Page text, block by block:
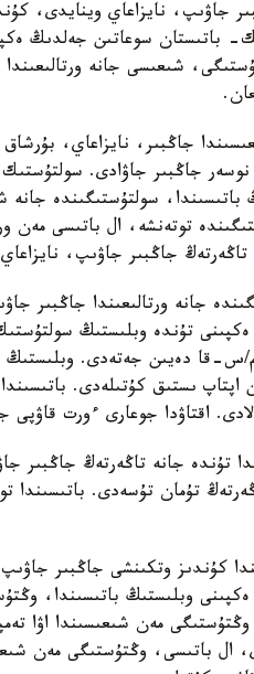
جاۋىپ، نايزاعاي وينايدى،
شىعىسى جانە
جاڭبىر، نايزاعاي،
جاڭبىر جاۋادى.
توتەنشە، ال باتىسى مەن
تاڭەرتەڭ جاڭبىر جاۋىپ،
جانە ورتالىعىندا جاڭبىر
تۇندە وبلىستىڭ
جانە ورتالىعىندا 15- 20 م/س-قا
38+ گرادۋسقا دەيىن اپتاپ ىستىق
اقتاۋدا جوعارى ءورت قاۋپى
تۇندە جانە تاڭەرتەڭ جاڭبىر
تۇمان تۇسەدى. باتىسىندا
كۇندىز وتكىنشى جاڭبىر
ال باتىسى، وڭتۇستىگى مەن